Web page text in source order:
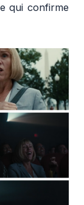
qui confirme